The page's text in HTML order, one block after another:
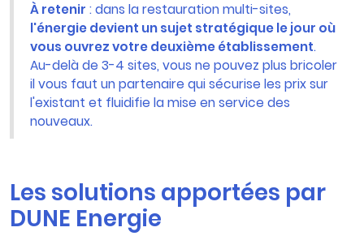
À retenir : dans la restauration multi-sites,
l'énergie devient un sujet stratégique le jour où
vous ouvrez votre deuxième établissement.
Au-delà de 3-4 sites, vous ne pouvez plus bricoler
il vous faut un partenaire qui sécurise les prix sur
l'existant et fluidifie la mise en service des
nouveaux.
Les solutions apportées par
DUNE Energie